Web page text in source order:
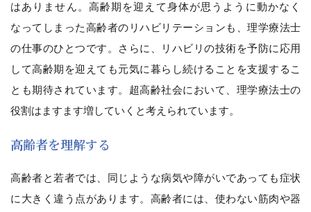
はありません。高齢期を迎えて身体が思うように動かなく
なってしまった高齢者のリハビリテーションも、理学療法士
の仕事のひとつです。さらに、リハビリの技術を予防に応用
して高齢期を迎えても元気に暮らし続けることを支援するこ
とも期待されています。超高齢社会において、理学療法士の
役割はますます増していくと考えられています。
高齢者を理解する
高齢者と若者では、同じような病気や障がいであっても症状
に大きく違う点があります。高齢者には、使わない筋肉や器